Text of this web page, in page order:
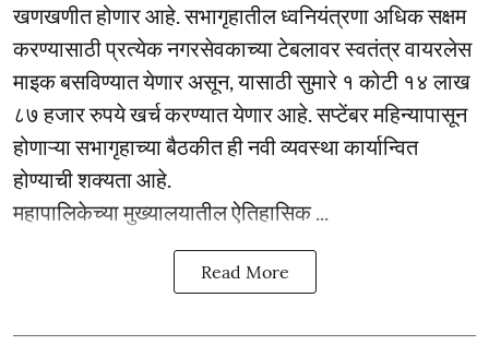
खणखणीत होणार आहे. सभागृहातील ध्वनियंत्रणा अधिक सक्षम
करण्यासाठी प्रत्येक नगरसेवकाच्या टेबलावर स्वतंत्र वायरलेस
माइक बसविण्यात येणार असून, यासाठी सुमारे १ कोटी १४ लाख
८७ हजार रुपये खर्च करण्यात येणार आहे. सप्टेंबर महिन्यापासून
होणाऱ्या सभागृहाच्या बैठकीत ही नवी व्यवस्था कार्यान्वित
होण्याची शक्यता आहे.
महापालिकेच्या मुख्यालयातील ऐतिहासिक ...
Read More